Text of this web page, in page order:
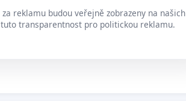
reklamu budou veřejně zobrazeny na našich
transparentnost pro politickou reklamu.